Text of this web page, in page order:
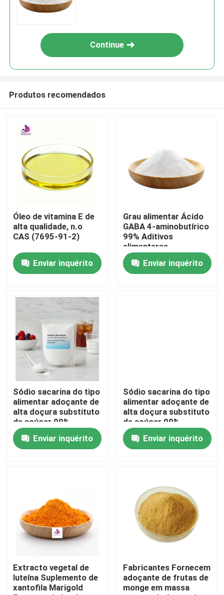
Produtos
Vídeos
Sobre nós
Excursão da fábrica
Notícia
Extrato natural da planta
Continue
Produtos recomendados
Óleo de vitamina E de
alta qualidade, n.o
CAS (7695-91-2)
Enviar inquérito
Grau alimentar Ácido
GABA 4-aminobutírico
99% Aditivos
alimentares
Enviar inquérito
Sódio sacarina do tipo
alimentar adoçante de
alta doçura substituto
de açúcar 99%
Enviar inquérito
Sódio sacarina do tipo
alimentar adoçante de
alta doçura substituto
de açúcar 99%
Enviar inquérito
Extracto vegetal de
luteína Suplemento de
xantofila Marigold
Fabricantes Fornecem
adoçante de frutas de
monge em massa